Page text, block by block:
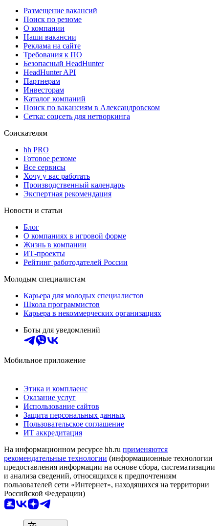
Размещение вакансий
Поиск по резюме
О компании
Наши вакансии
Реклама на сайте
Требования к ПО
Безопасный HeadHunter
HeadHunter API
Партнерам
Инвесторам
Каталог компаний
Поиск по вакансиям в Александровском
Сетка: соцсеть для нетворкинга
Соискателям
hh PRO
Готовое резюме
Все сервисы
Хочу у вас работать
Производственный календарь
Экспертная рекомендация
Новости и статьи
Блог
О компаниях в игровой форме
Жизнь в компании
ИТ-проекты
Рейтинг работодателей России
Молодым специалистам
Карьера для молодых специалистов
Школа программистов
Карьера в некоммерческих организациях
Боты для уведомлений
Мобильное приложение
Этика и комплаенс
Оказание услуг
Использование сайтов
Защита персональных данных
Пользовательское соглашение
ИТ аккредитация
На информационном ресурсе hh.ru применяются
рекомендательные технологии (информационные технологии
предоставления информации на основе сбора, систематизации
и анализа сведений, относящихся к предпочтениям
пользователей сети «Интернет», находящихся на территории
Российской Федерации)